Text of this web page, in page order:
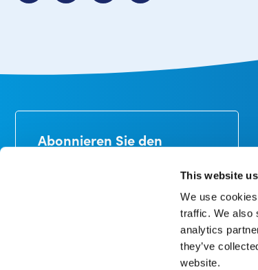
This website
We use
traffic. We also
analytics
they’ve
website.
Abonnieren Sie den
Newsletter
Erhalten Sie 10% Rabatt auf Ihre